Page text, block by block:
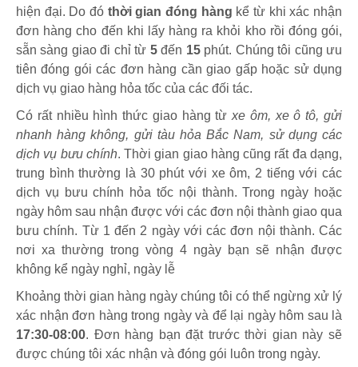
hiện đại. Do đó thời gian đóng hàng kể từ khi xác nhận
đơn hàng cho đến khi lấy hàng ra khỏi kho rồi đóng gói,
sẵn sàng giao đi chỉ từ 5đến 15 phút. Chúng tôi cũng ưu
tiên đóng gói các đơn hàng cần giao gấp hoặc sử dụng
dịch vụ giao hàng hỏa tốc của các đối tác.
Có rất nhiều hình thức giao hàng từxe ôm, xe ô tô, gửi
nhanh hàng không, gửi tàu hỏa Bắc Nam, sử dụng các
dịch vụ bưu chính. Thời gian giao hàng cũng rất đa dạng,
trung bình thường là 30 phút với xe ôm, 2 tiếng với các
dịch vụ bưu chính hỏa tốc nội thành. Trong ngày hoặc
ngày hôm sau nhận được với các đơn nội thành giao qua
bưu chính. Từ 1 đến 2 ngày với các đơn nội thành. Các
nơi xa thường trong vòng 4 ngày bạn sẽ nhận được
không kể ngày nghỉ, ngày lễ
Khoảng thời gian hàng ngày chúng tôi có thể ngừng xử lý
xác nhận đơn hàng trong ngày và để lại ngày hôm sau là
17:30-08:00. Đơn hàng bạn đặt trước thời gian này sẽ
được chúng tôi xác nhận và đóng gói luôn trong ngày.